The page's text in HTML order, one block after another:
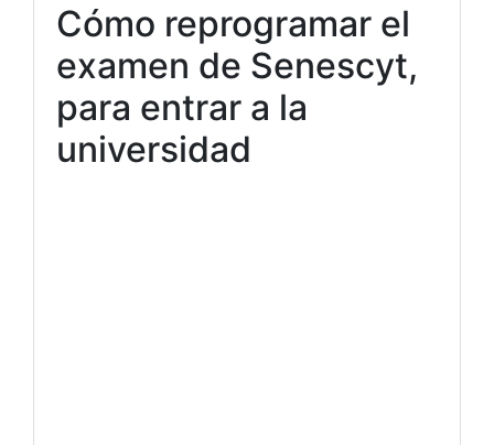
Cómo reprogramar el
examen de Senescyt,
para entrar a la
universidad